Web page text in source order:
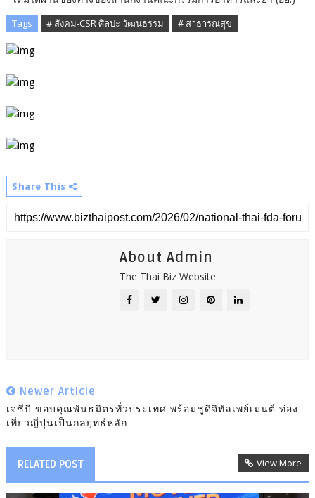
Tags # สังคม-CSR ศิลปะ วัฒนธรรม # สาธารณสุข
Share This
About Admin
The Thai Biz Website
Newer Article
เจซีบี ขอบคุณพันธมิตรทั่วประเทศ พร้อมชูดิจิทัลเพย์เมนต์ ท่อง
เที่ยวญี่ปุ่นเป็นกลยุทธ์หลัก
RELATED POST View More